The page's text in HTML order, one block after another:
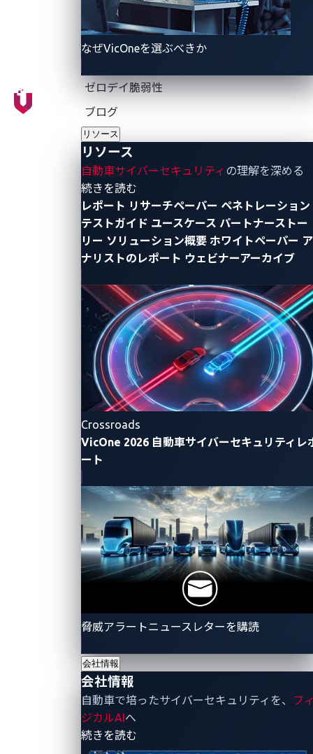
なぜVicOneを選ぶべきか
ゼロデイ脆弱性
ブログ
リソース
リソース
自動車サイバーセキュリティ の理解を深める
続きを読む
レポート リサーチペーパー ペネトレーション
テストガイド ユースケース パートナーストー
リー ソリューション概要 ホワイトペーパー ア
ナリストのレポート ウェビナーアーカイブ
Crossroads
VicOne 2026 自動車サイバーセキュリティレ
ート
脅威アラートニュースレターを購読
会社情報
会社情報
自動車で培ったサイバーセキュリティを、
フ
ジカルAIへ
続きを読む
とは、広く知られる前に攻撃者が悪用
できる、隠れた高リスクの脅威です。ゼロデイ攻撃が
予期せず発生し、対策が利用できない場合、企業は高
あります。
ゼロデイ脆弱性への対応は極めて困難であり、脅威は
以下の3つのパターンで発生します。
攻撃者だけが脆弱性を把握しているが、他の誰も
気づいていない。
攻撃者は脆弱性を把握しており、社内の一部の関
係者やダークウェブユーザーのみがその存在を知
っている。
攻撃者は脆弱性を把握しているが、影響を受ける
企業はまったく気づいていない。
企業がゼロデイ脆弱性を認識していない場合、攻撃を
防御したり問題に対処したりすることができません。
そのため、ゼロデイ攻撃は成功する可能性が高く、急
速かつ重大な被害をもたらすことになります。
さらに懸念されるのは、多くの企業が製品のセキュリ
ティ対策として、一般に公開されたサイバーセキュリ
ティの脆弱性に関する標準化された識別子である共通
脆弱性タイプ一覧（CVE）のみに依存していることで
す。しかし、CVEは既知のデータベースにリストされ
ていないゼロデイ攻撃には対応していません。つま
り、自動車業界を含む多くの企業は、先を見越した積
極的な防御策を講じない限り、予測不可能なリスクに
さらされ続けることになります。
ゼロデイ脆弱性を発見するた
めの包括的なアプローチ
Project ZeroのBig SleepなどのAIエージェントを使用
して既知の脆弱性から学習し、ソースコードを分析す
る以外にも、潜在的な脆弱性を発見するためのアプロ